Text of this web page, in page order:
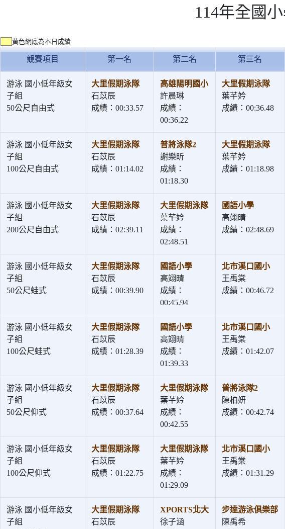
114年全國
黃色網底為本日成績
競賽項目 第一名 第二名 第三名
游泳 國小低年級女
子組
50公尺自由式
大里假期泳隊
石苡辰
成績：00:33.57
高雄陽明國小
許晨琳
成績：
00:36.22
大里假期泳隊
葉芊妗
成績：00:36.48
游泳 國小低年級女
子組
100公尺自由式
大里假期泳隊
石苡辰
成績：01:14.02
普將泳隊2
謝樂昕
成績：
01:18.30
大里假期泳隊
葉芊妗
成績：01:18.98
游泳 國小低年級女
子組
200公尺自由式
大里假期泳隊
石苡辰
成績：02:39.11
大里假期泳隊
葉芊妗
成績：
02:48.51
國語小學
高翊晴
成績：02:48.69
游泳 國小低年級女
子組
50公尺蛙式
大里假期泳隊
石苡辰
成績：00:39.90
國語小學
高翊晴
成績：
00:45.94
北市溪口國小
王禹棠
成績：00:46.72
游泳 國小低年級女
子組
100公尺蛙式
大里假期泳隊
石苡辰
成績：01:28.39
國語小學
高翊晴
成績：
01:39.33
北市溪口國小
王禹棠
成績：01:42.07
游泳 國小低年級女
子組
50公尺仰式
大里假期泳隊
石苡辰
成績：00:37.64
大里假期泳隊
葉芊妗
成績：
00:42.55
普將泳隊2
陳柏妍
成績：00:42.74
游泳 國小低年級女
子組
100公尺仰式
大里假期泳隊
石苡辰
成績：01:22.75
大里假期泳隊
葉芊妗
成績：
01:29.09
北市溪口國小
王禹棠
成績：01:31.29
游泳 國小低年級女
子組
大里假期泳隊
石苡辰
XPORTS北大
徐子涵
步達游泳俱樂部
陳禹希